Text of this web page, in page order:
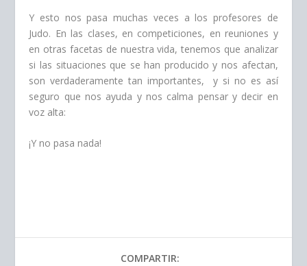
Y esto nos pasa muchas veces a los profesores de
Judo. En las clases, en competiciones, en reuniones y
en otras facetas de nuestra vida, tenemos que analizar
si las situaciones que se han producido y nos afectan,
son verdaderamente tan importantes, y si no es así
seguro que nos ayuda y nos calma pensar y decir en
voz alta:
¡Y no pasa nada!
COMPARTIR: